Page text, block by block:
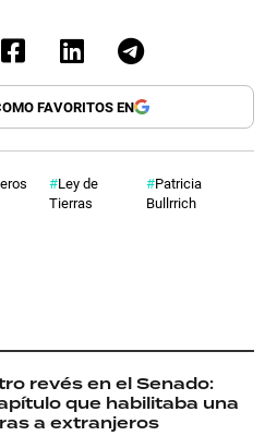
FAVORITOS EN
Ley de
Tierras
Patricia
Bullrrich
revés en el Senado:
que habilitaba una
a extranjeros